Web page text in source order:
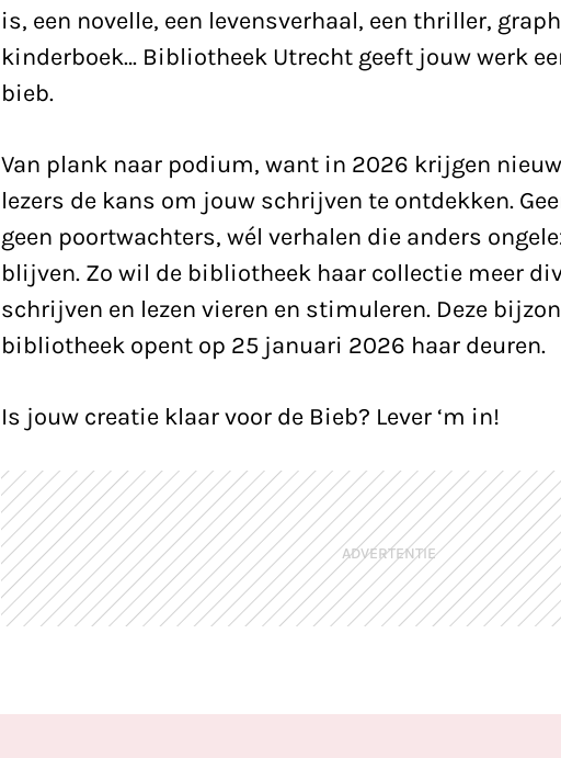
is, een novelle, een levensverhaal, een thriller,
kinderboek… Bibliotheek Utrecht geeft jouw werk
bieb.
Van plank naar podium, want in 2026 krijgen
lezers de kans om jouw schrijven te ontdekken.
geen poortwachters, wél verhalen die anders
blijven. Zo wil de bibliotheek haar collectie meer
schrijven en lezen vieren en stimuleren. Deze
bibliotheek opent op 25 januari 2026 haar deuren.
Is jouw creatie klaar voor de Bieb? Lever ‘m in!
ADVERTENTIE